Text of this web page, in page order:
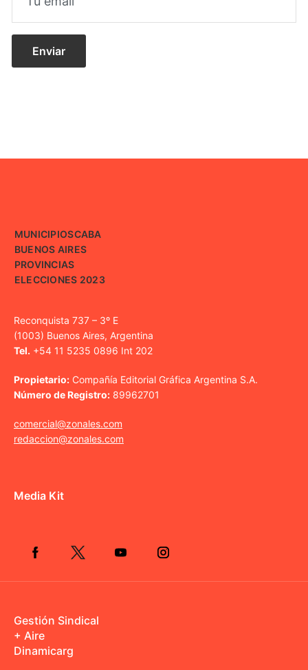
MUNICIPIOSCABA
BUENOS AIRES
PROVINCIAS
ELECCIONES 2023
Reconquista 737 – 3º E
(1003) Buenos Aires, Argentina
Tel. +54 11 5235 0896 Int 202
Propietario: Compañía Editorial Gráfica Argentina S.A.
Número de Registro: 89962701
comercial@zonales.com
redaccion@zonales.com
Media Kit
Gestión Sindical
+ Aire
Dinamicarg